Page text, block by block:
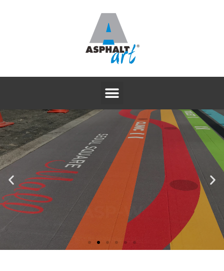
ASP-W
논슬립 알루미늄 방염시트